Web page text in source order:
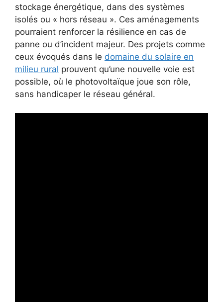
stockage énergétique, dans des systèmes
isolés ou « hors réseau ». Ces aménagements
pourraient renforcer la résilience en cas de
panne ou d’incident majeur. Des projets comme
ceux évoqués dans le domaine du solaire en
milieu rural prouvent qu’une nouvelle voie est
possible, où le photovoltaïque joue son rôle,
sans handicaper le réseau général.